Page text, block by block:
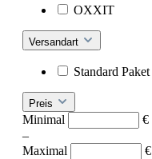
OXXIT
Versandart
Standard Paket
Preis
Minimal
€
–
Maximal
€